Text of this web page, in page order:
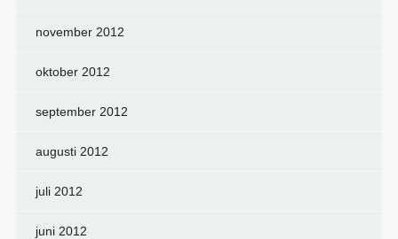
november 2012
oktober 2012
september 2012
augusti 2012
juli 2012
juni 2012